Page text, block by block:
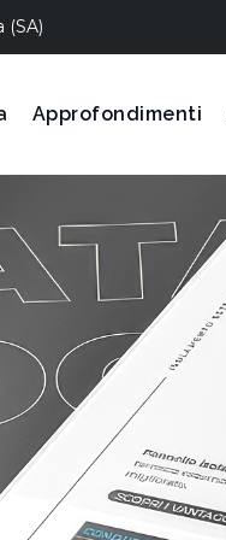
(SA)
Approfondimenti